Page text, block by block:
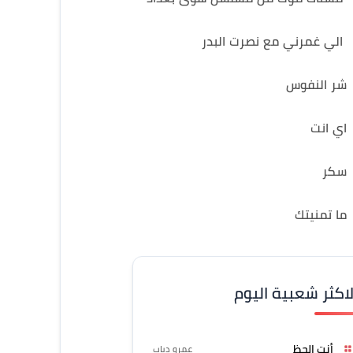
الي غمرني مع نصرت البدر
شر النفوس
اي انت
سكر
ما تمنيتك
شعبية اليوم
أنت الحظ عمرو دياب